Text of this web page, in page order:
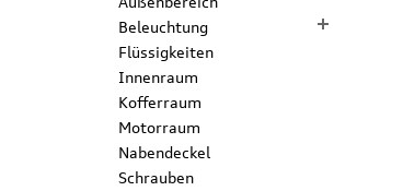
Beleuchtung
Flüssigkeiten
Innenraum
Kofferraum
Motorraum
Nabendeckel
Schrauben